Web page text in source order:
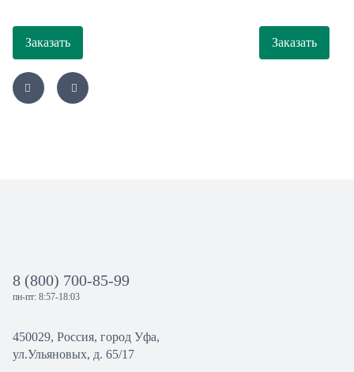
Заказать Заказать
8 (800) 700-85-99
пн-пт: 8:57-18:03
450029, Россия, город Уфа,
ул.Ульяновых, д. 65/17